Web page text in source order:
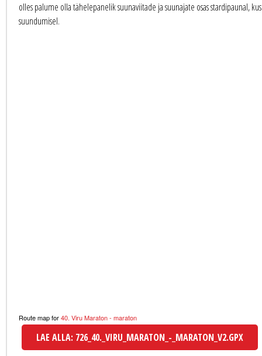
olles palume olla tähelepanelik suunaviitade ja suunajate osas stardipaunal,
suundumisel.
Route map for40. Viru Maraton - maraton
LAE ALLA: 726_40._VIRU_MARATON_-_MARATON_V2.GPX